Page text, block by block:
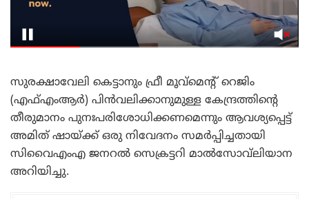
സുരക്ഷാവേലി കെട്ടാനും ഫ്രീ മൂവ്‌മെന്റ് റെജിം
(എഫ്‌എംആർ) പിൻവലിക്കാനുമുള്ള കേന്ദ്രത്തിന്റെ
തീരുമാനം പുനഃപരിശോധിക്കണമെന്നും ആവശ്യപ്പെട്ട്
അമിത് ഷായ്ക്ക് ഒരു നിവേദനം സമർപ്പിച്ചതായി
സിവൈഎംഎ ജനറൽ സെക്രട്ടറി മാൽസോവ്‌ലിയാന
അറിയിച്ചു.